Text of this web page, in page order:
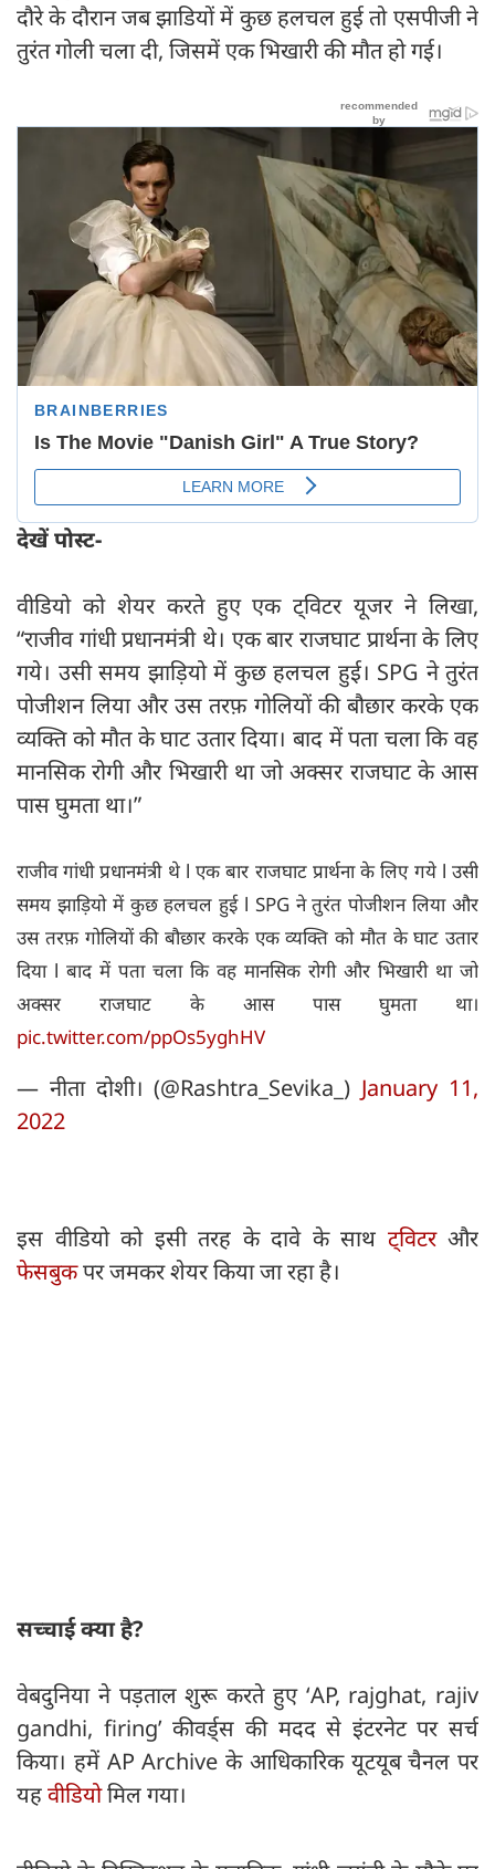
दौरे के दौरान जब झाडियों में कुछ हलचल हुई तो एसपीजी ने
तुरंत गोली चला दी, जिसमें एक भिखारी की मौत हो गई।
देखें पोस्ट-
वीडियो को शेयर करते हुए एक ट्विटर यूजर ने ‍लिखा,
“राजीव गांधी प्रधानमंत्री थे। एक बार राजघाट प्रार्थना के लिए
गये। उसी समय झाड़ियो में कुछ हलचल हुई। SPG ने तुरंत
पोजीशन लिया और उस तरफ़ गोलियों की बौछार करके एक
व्यक्ति को मौत के घाट उतार दिया। बाद में पता चला कि वह
मानसिक रोगी और भिखारी था जो अक्सर राजघाट के आस
पास घुमता था।”
राजीव गांधी प्रधानमंत्री थे l एक बार राजघाट प्रार्थना के लिए गये l उसी
समय झाड़ियो में कुछ हलचल हुई l SPG ने तुरंत पोजीशन लिया और
उस तरफ़ गोलियों की बौछार करके एक व्यक्ति को मौत के घाट उतार
दिया l बाद में पता चला कि वह मानसिक रोगी और भिखारी था जो
अक्सर राजघाट के आस पास घुमता था।
pic.twitter.com/ppOs5yghHV
— नीता दोशी। (@Rashtra_Sevika_) January 11,
2022
इस वीडियो को इसी तरह के दावे के साथ ट्विटर और
फेसबुकपर जमकर शेयर किया जा रहा है।
सच्चाई क्या है?
वेबदुनिया ने पड़ताल शुरू करते हुए ‘AP, rajghat, rajiv
gandhi, firing’ कीवर्ड्स की मदद से इंटरनेट पर सर्च
किया। हमें AP Archive के आधिकारिक यूटयूब चैनल पर
यहवीडियोमिल गया।